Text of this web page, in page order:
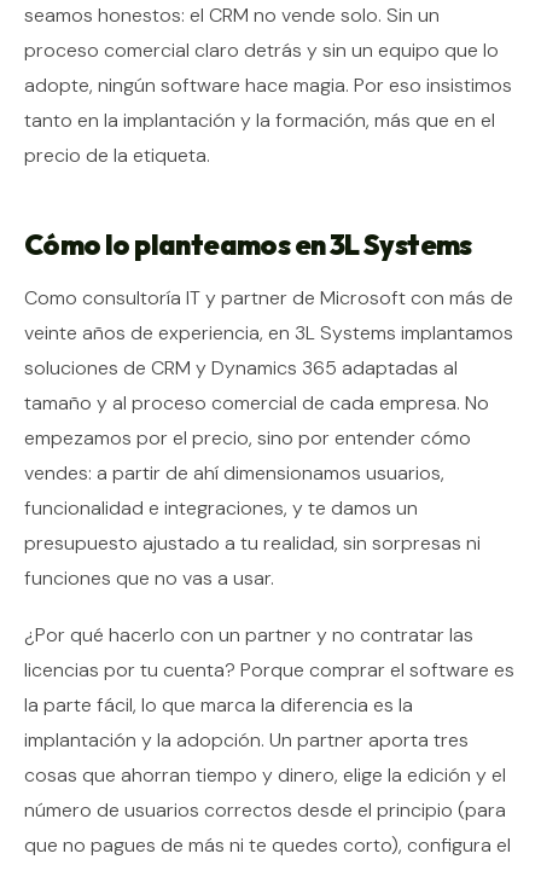
seamos honestos: el CRM no vende solo. Sin un
proceso comercial claro detrás y sin un equipo que lo
adopte, ningún software hace magia. Por eso insistimos
tanto en la implantación y la formación, más que en el
precio de la etiqueta.
Cómo lo planteamos en 3L Systems
Como consultoría IT y partner de Microsoft con más de
veinte años de experiencia, en 3L Systems implantamos
soluciones de CRM y Dynamics 365 adaptadas al
tamaño y al proceso comercial de cada empresa. No
empezamos por el precio, sino por entender cómo
vendes: a partir de ahí dimensionamos usuarios,
funcionalidad e integraciones, y te damos un
presupuesto ajustado a tu realidad, sin sorpresas ni
funciones que no vas a usar.
¿Por qué hacerlo con un partner y no contratar las
licencias por tu cuenta? Porque comprar el software es
la parte fácil, lo que marca la diferencia es la
implantación y la adopción. Un partner aporta tres
cosas que ahorran tiempo y dinero, elige la edición y el
número de usuarios correctos desde el principio (para
que no pagues de más ni te quedes corto), configura el